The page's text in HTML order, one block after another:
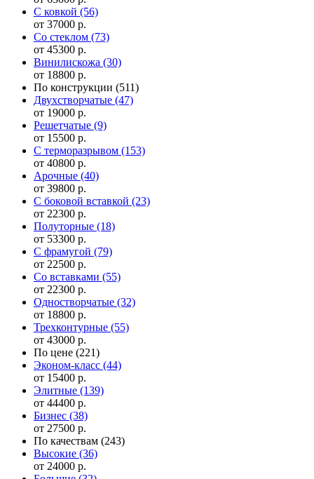
С ковкой (56)
от 37000 р.
Со стеклом (73)
от 45300 р.
Винилискожа (30)
от 18800 р.
По конструкции (511)
Двухстворчатые (47)
от 19000 р.
Решетчатые (9)
от 15500 р.
С терморазрывом (153)
от 40800 р.
Арочные (40)
от 39800 р.
С боковой вставкой (23)
от 22300 р.
Полуторные (18)
от 53300 р.
С фрамугой (79)
от 22500 р.
Cо вставками (55)
от 22300 р.
Одностворчатые (32)
от 18800 р.
Трехконтурные (55)
от 43000 р.
По цене (221)
Эконом-класс (44)
от 15400 р.
Элитные (139)
от 44400 р.
Бизнес (38)
от 27500 р.
По качествам (243)
Высокие (36)
от 24000 р.